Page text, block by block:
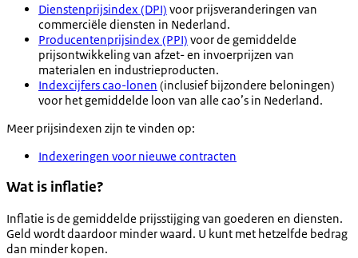
Dienstenprijsindex (DPI) voor prijsveranderingen van
commerciële diensten in Nederland.
Producentenprijsindex (PPI) voor de gemiddelde
prijsontwikkeling van afzet- en invoerprijzen van
materialen en industrieproducten.
Indexcijfers cao-lonen (inclusief bijzondere beloningen)
voor het gemiddelde loon van alle cao’s in Nederland.
Meer prijsindexen zijn te vinden op:
Indexeringen voor nieuwe contracten
Wat is inflatie?
Inflatie is de gemiddelde prijsstijging van goederen en diensten.
Geld wordt daardoor minder waard. U kunt met hetzelfde bedrag
dan minder kopen.